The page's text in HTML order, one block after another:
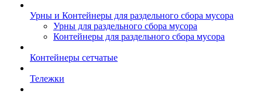
Урны и Контейнеры для раздельного сбора мусора
Урны для раздельного сбора мусора
Контейнеры для раздельного сбора мусора
Контейнеры сетчатые
Тележки